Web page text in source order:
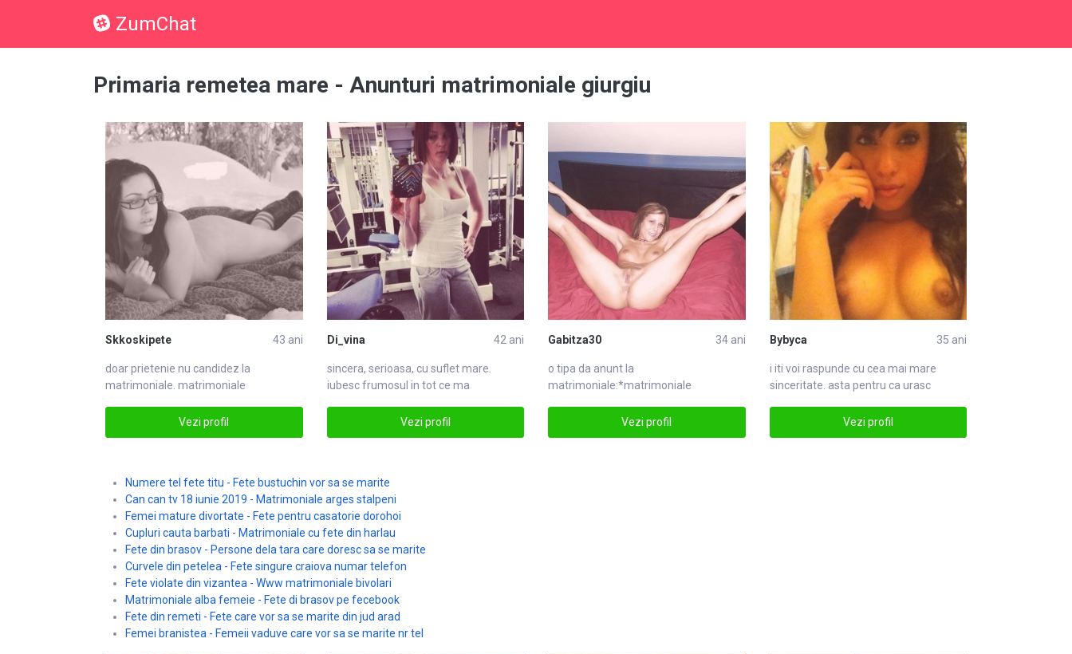
ZumChat
Primaria remetea mare - Anunturi matrimoniale giurgiu
Skkoskipete 43 ani
doar prietenie nu candidez la
matrimoniale . matrimoniale
Vezi profil
Di_vina 42 ani
sincera, serioasa, cu sufletmare
iubesc frumosul in tot ce ma
Vezi profil
Gabitza30 34 ani
o tipa da anunt la
matrimoniale:*matrimoniale
Vezi profil
Bybyca 35 ani
i iti voi raspunde cu cea mai mare
sinceritate. asta pentru ca urasc
Vezi profil
Numere tel fete titu - Fete bustuchin vor sa se marite
Can can tv 18 iunie 2019 - Matrimoniale arges stalpeni
Femei mature divortate - Fete pentru casatorie dorohoi
Cupluri cauta barbati - Matrimoniale cu fete din harlau
Fete din brasov - Persone dela tara care doresc sa se marite
Curvele din petelea - Fete singure craiova numar telefon
Fete violate din vizantea - Www matrimoniale bivolari
Matrimoniale alba femeie - Fete di brasov pe fecebook
Fete din remeti - Fete care vor sa se marite din jud arad
Femei branistea - Femeii vaduve care vor sa se marite nr tel